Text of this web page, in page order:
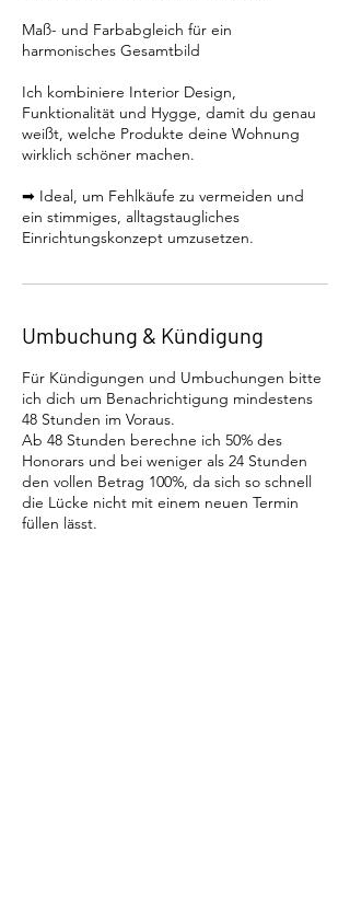
Maß- und Farbabgleich für ein
harmonisches Gesamtbild
Ich kombiniere Interior Design,
Funktionalität und Hygge, damit du genau
weißt, welche Produkte deine Wohnung
wirklich schöner machen.
➡ Ideal, um Fehlkäufe zu vermeiden und
ein stimmiges, alltagstaugliches
Einrichtungskonzept umzusetzen.
Umbuchung & Kündigung
Für Kündigungen und Umbuchungen bitte
ich dich um Benachrichtigung mindestens
48 Stunden im Voraus.
Ab 48 Stunden berechne ich 50% des
Honorars und bei weniger als 24 Stunden
den vollen Betrag 100%, da sich so schnell
die Lücke nicht mit einem neuen Termin
füllen lässt.